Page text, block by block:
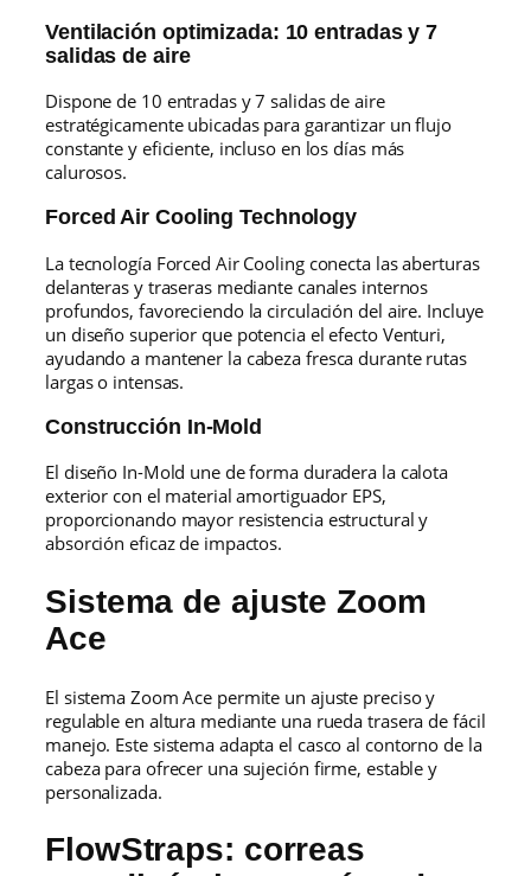
Ventilación optimizada: 10 entradas y 7
salidas de aire
Dispone de 10 entradas y 7 salidas de aire
estratégicamente ubicadas para garantizar un flujo
constante y eficiente, incluso en los días más
calurosos.
Forced Air Cooling Technology
La tecnología Forced Air Cooling conecta las aberturas
delanteras y traseras mediante canales internos
profundos, favoreciendo la circulación del aire. Incluye
un diseño superior que potencia el efecto Venturi,
ayudando a mantener la cabeza fresca durante rutas
largas o intensas.
Construcción In-Mold
El diseño In-Mold une de forma duradera la calota
exterior con el material amortiguador EPS,
proporcionando mayor resistencia estructural y
absorción eficaz de impactos.
Sistema de ajuste Zoom
Ace
El sistema Zoom Ace permite un ajuste preciso y
regulable en altura mediante una rueda trasera de fácil
manejo. Este sistema adapta el casco al contorno de la
cabeza para ofrecer una sujeción firme, estable y
personalizada.
FlowStraps: correas